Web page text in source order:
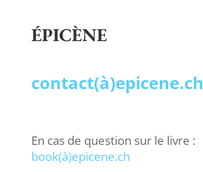
ÉPICÈNE
contact(à)epicene.ch
En cas de question sur le livre :
book(à)epicene.ch